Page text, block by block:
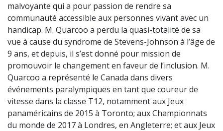
malvoyante qui a pour passion de rendre sa
communauté accessible aux personnes vivant avec un
handicap. M. Quarcoo a perdu la quasi-totalité de sa
vue à cause du syndrome de Stevens-Johnson à l’âge de
9 ans, et depuis, il s’est donné pour mission de
promouvoir le changement en faveur de l’inclusion. M.
Quarcoo a représenté le Canada dans divers
événements paralympiques en tant que coureur de
vitesse dans la classe T12, notamment aux Jeux
panaméricains de 2015 à Toronto; aux Championnats
du monde de 2017 à Londres, en Angleterre; et aux Jeux